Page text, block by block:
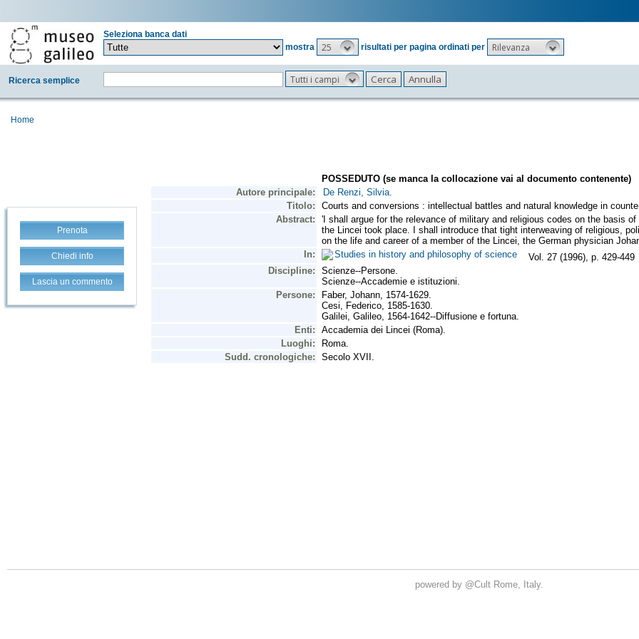
Seleziona banca dati
mostra
25 risultati per pagina ordinati per Rilevanza
Ricerca semplice Tutti i campi
Home
Prenota
Chiedi info
Lascia un commento
powered by @Cult Rome, Italy.